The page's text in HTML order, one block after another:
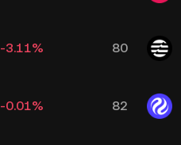
-3.11% 80
-0.01% 82